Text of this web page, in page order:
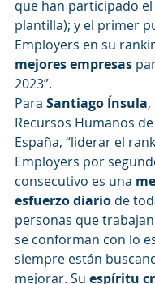
que han participado el
plantilla); y el primer
Employers en su
mejores empresas
2023”.
Para Santiago Ínsula
Recursos Humanos
España, “liderar el
Employers por
consecutivo es una
esfuerzo diario de
personas que
se conforman con lo
siempre están
mejorar. Su espíritu